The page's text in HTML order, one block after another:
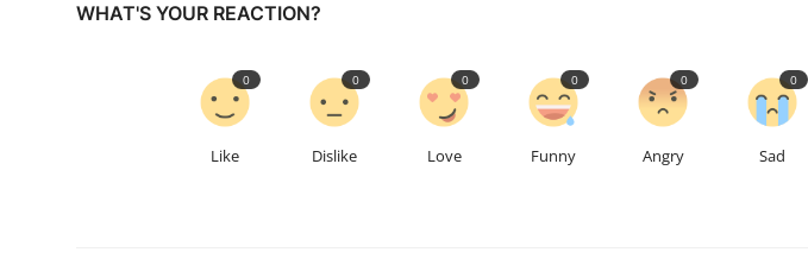
WHAT'S YOUR REACTION?
Like
0
Dislike
0
Love
0
Funny
0
Angry
0
Sad
0